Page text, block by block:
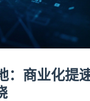
：商业化提